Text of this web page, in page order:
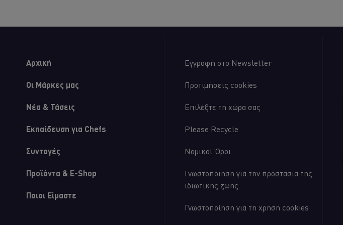
Μουστάρδα
είναι
στα
5
τις
1.
Αρχική
Οι Μάρκες μας
Νέα & Τάσεις
Εκπαίδευση για Chefs
Συνταγές
Προϊόντα & E-Shop
Ποιοι Είμαστε
Εγγραφή στο Newsletter
Προτιμήσεις cookies
Επιλέξτε τη χώρα σας
Please Recycle
Νομικοί Όροι
Γνωστοποιηση για την προστασια της
ιδιωτικης ζωης
Γνωστοποίηση για τη χρηση cookies